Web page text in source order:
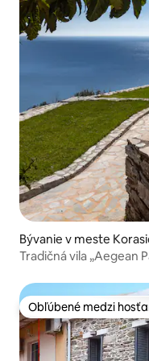
Bývanie v meste
Tradičná vila „Aegean
Obľúbené medzi
Obľúbené medzi